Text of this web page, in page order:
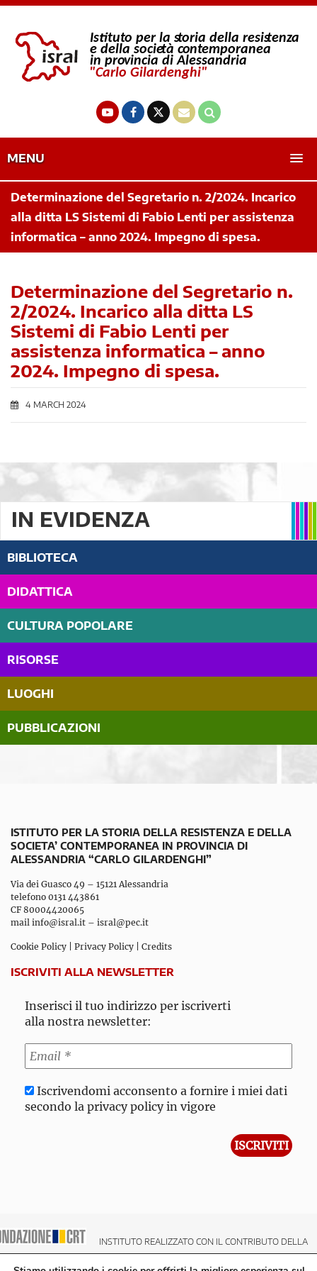
MENU
Determinazione del Segretario n. 2/2024. Incarico
alla ditta LS Sistemi di Fabio Lenti per assistenza
informatica – anno 2024. Impegno di spesa.
Determinazione del Segretario n.
2/2024. Incarico alla ditta LS
Sistemi di Fabio Lenti per
assistenza informatica – anno
2024. Impegno di spesa.
4 MARCH 2024
IN EVIDENZA
BIBLIOTECA
DIDATTICA
CULTURA POPOLARE
RISORSE
LUOGHI
PUBBLICAZIONI
ISTITUTO PER LA STORIA DELLA RESISTENZA E DELLA
SOCIETA’ CONTEMPORANEA IN PROVINCIA DI
ALESSANDRIA “CARLO GILARDENGHI”
Via dei Guasco 49 – 15121 Alessandria
telefono 0131 443861
CF 80004420065
mail info@isral.it – isral@pec.it
Cookie Policy Privacy Policy Credits
ISCRIVITI ALLA NEWSLETTER
Inserisci il tuo indirizzo per iscriverti
alla nostra newsletter:
Iscrivendomi acconsento a fornire i miei dati
secondo la privacy policy in vigore
INSTITUTO REALIZZATO CON IL CONTRIBUTO DELLA